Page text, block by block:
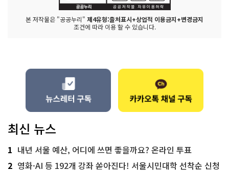
본 저작물은 "공공누리" 제4유형:출처표시+상업적 이용금지+변경금지
조건에 따라 이용 할 수 있습니다.
최신 뉴스
1 내년 서울 예산, 어디에 쓰면 좋을까요? 온라인 투표
2 영화·AI 등 192개 강좌 쏟아진다! 서울시민대학 선착순 신청